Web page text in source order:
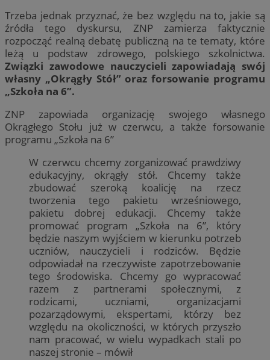
Trzeba jednak przyznać, że bez względu na to, jakie są
źródła tego dyskursu, ZNP zamierza faktycznie
rozpocząć realną debatę publiczną na te tematy, które
leżą u podstaw zdrowego, polskiego szkolnictwa.
Związki zawodowe nauczycieli zapowiadają swój
własny „Okrągły Stół” oraz forsowanie programu
„Szkoła na 6”.
ZNP zapowiada organizację swojego własnego
Okrągłego Stołu już w czerwcu, a także forsowanie
programu „Szkoła na 6”
W czerwcu chcemy zorganizować prawdziwy
edukacyjny, okrągły stół. Chcemy także
zbudować szeroką koalicję na rzecz
tworzenia tego pakietu wrześniowego,
pakietu dobrej edukacji. Chcemy także
promować program „Szkoła na 6”, który
będzie naszym wyjściem w kierunku potrzeb
uczniów, nauczycieli i rodziców. Będzie
odpowiadał na rzeczywiste zapotrzebowanie
tego środowiska. Chcemy go wypracować
razem z partnerami społecznymi, z
rodzicami, uczniami, organizacjami
pozarządowymi, ekspertami, którzy bez
względu na okoliczności, w których przyszło
nam pracować, w wielu wypadkach stali po
naszej stronie – mówił